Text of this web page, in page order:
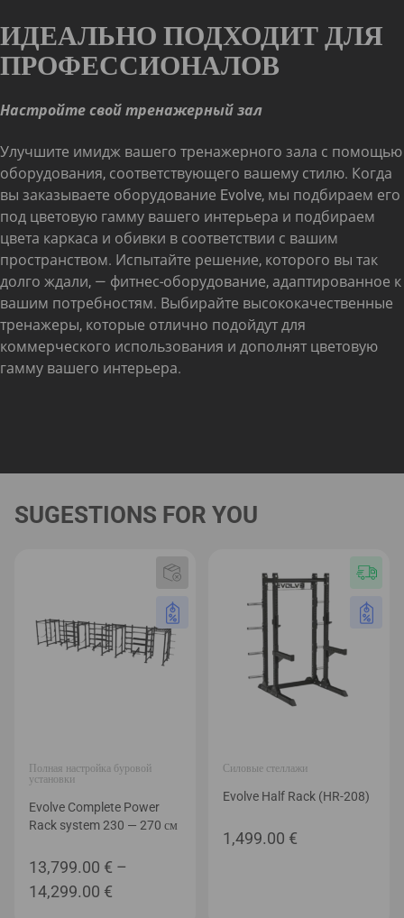
ИДЕАЛЬНО ПОДХОДИТ ДЛЯ
ПРОФЕССИОНАЛОВ
Настройте свой тренажерный зал
Улучшите имидж вашего тренажерного зала с помощью
оборудования, соответствующего вашему стилю. Когда
вы заказываете оборудование Evolve, мы подбираем его
под цветовую гамму вашего интерьера и подбираем
цвета каркаса и обивки в соответствии с вашим
пространством. Испытайте решение, которого вы так
долго ждали, — фитнес-оборудование, адаптированное к
вашим потребностям. Выбирайте высококачественные
тренажеры, которые отлично подойдут для
коммерческого использования и дополнят цветовую
гамму вашего интерьера.
SUGESTIONS FOR YOU
Полная настройка буровой
установки
Evolve Complete Power
Rack system 230 — 270 см
13,799.00 € –
14,299.00 €
Силовые стеллажи
Evolve Half Rack (HR-208)
1,499.00 €